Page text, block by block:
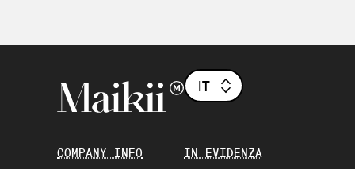
COMPANY INFO
IN EVIDENZA
IT